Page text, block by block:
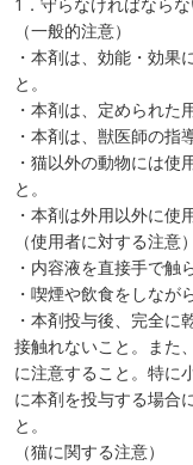
1．守らなければならな
（一般的注意）
・本剤は、効能・効果
と。
・本剤は、定められた
・本剤は、獣医師の指
・猫以外の動物には使
と。
・本剤は外用以外に使
（使用者に対する注意）
・内容液を直接手で触
・喫煙や飲食をしなが
・本剤投与後、完全に
接触れないこと。また
に注意すること。特に
に本剤を投与する場合
と。
（猫に関する注意）